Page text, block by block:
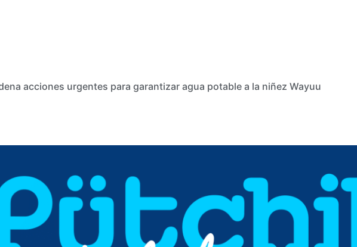
acciones urgentes para garantizar agua potable a la niñez Wayuu